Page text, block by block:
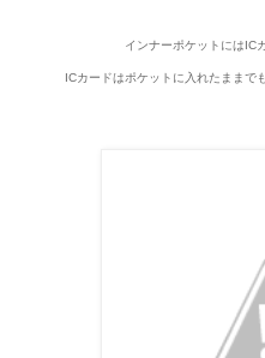
インナーポケットにはIC
ICカードはポケットに入れたままで